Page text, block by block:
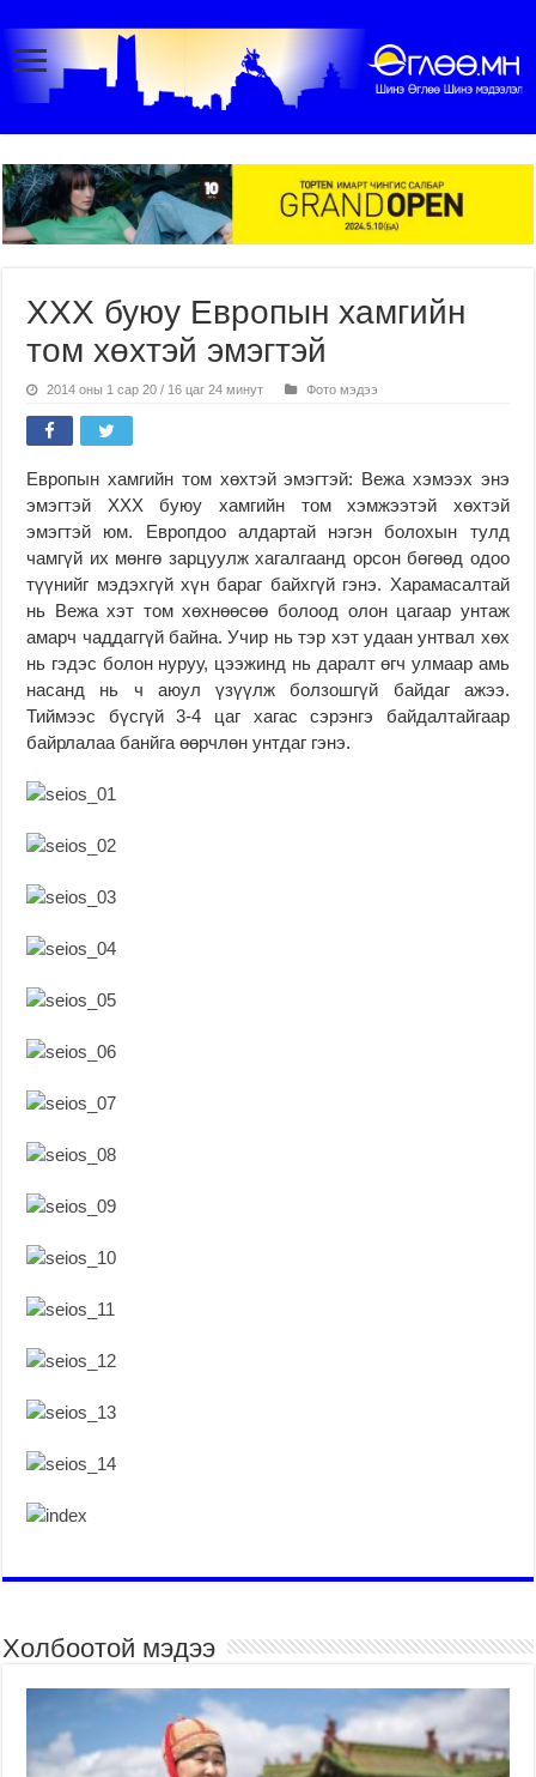
ХХХ буюу Европын хамгийн
том хөхтэй эмэгтэй
2014 оны 1 сар 20 / 16 цаг 24 минут Фото мэдээ
Европын хамгийн том хөхтэй эмэгтэй: Вежа хэмээх энэ
эмэгтэй ХХХ буюу хамгийн том хэмжээтэй хөхтэй
эмэгтэй юм. Европдоо алдартай нэгэн болохын тулд
чамгүй их мөнгө зарцуулж хагалгаанд орсон бөгөөд одоо
түүнийг мэдэхгүй хүн бараг байхгүй гэнэ. Харамасалтай
нь Вежа хэт том хөхнөөсөө болоод олон цагаар унтаж
амарч чаддаггүй байна. Учир нь тэр хэт удаан унтвал хөх
нь гэдэс болон нуруу, цээжинд нь даралт өгч улмаар амь
насанд нь ч аюул үзүүлж болзошгүй байдаг ажээ.
Тиймээс бүсгүй 3-4 цаг хагас сэрэнгэ байдалтайгаар
байрлалаа банйга өөрчлөн унтдаг гэнэ.
Холбоотой мэдээ